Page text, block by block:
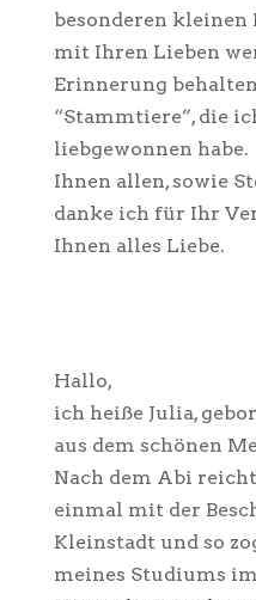
besonderen
mit Ihren Lieben
Erinnerung
“Stammtiere”, die
liebgewonnen habe.
Ihnen allen, sowie
danke ich für Ihr
Ihnen alles Liebe.
Hallo,
ich heiße Julia,
aus dem schönen
Nach dem Abi
einmal mit der
Kleinstadt und so
meines Studiums